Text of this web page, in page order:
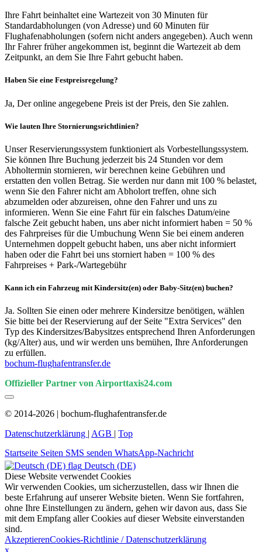
Ihre Fahrt beinhaltet eine Wartezeit von 30 Minuten für
Standardabholungen (von Adresse) und 60 Minuten für
Flughafenabholungen (sofern nicht anders angegeben). Auch wenn
Ihr Fahrer früher angekommen ist, beginnt die Wartezeit ab dem
Zeitpunkt, an dem Sie Ihre Fahrt gebucht haben.
Haben Sie eine Festpreisregelung?
Ja, Der online angegebene Preis ist der Preis, den Sie zahlen.
Wie lauten Ihre Stornierungsrichtlinien?
Unser Reservierungssystem funktioniert als Vorbestellungssystem.
Sie können Ihre Buchung jederzeit bis 24 Stunden vor dem
Abholtermin stornieren, wir berechnen keine Gebühren und
erstatten den vollen Betrag. Sie werden nur dann mit 100 % belastet,
wenn Sie den Fahrer nicht am Abholort treffen, ohne sich
abzumelden oder abzureisen, ohne den Fahrer und uns zu
informieren. Wenn Sie eine Fahrt für ein falsches Datum/eine
falsche Zeit gebucht haben, uns aber nicht informiert haben = 50 %
des Fahrpreises für die Umbuchung Wenn Sie bei einem anderen
Unternehmen doppelt gebucht haben, uns aber nicht informiert
haben oder die Fahrt bei uns storniert haben = 100 % des
Fahrpreises + Park-/Wartegebühr
Kann ich ein Fahrzeug mit Kindersitz(en) oder Baby-Sitz(en) buchen?
Ja. Sollten Sie einen oder mehrere Kindersitze benötigen, wählen
Sie bitte bei der Reservierung auf der Seite "Extra Services" den
Typ des Kindersitzes/Babysitzes entsprechend Ihren Anforderungen
(kg/Alter) aus, und wir werden uns bemühen, Ihre Anforderungen
zu erfüllen.
bochum-flughafentransfer.de
Offizieller Partner von Airporttaxis24.com
© 2014-2026 | bochum-flughafentransfer.de
Datenschutzerklärung | AGB | Top
Startseite Seiten SMS senden WhatsApp-Nachricht
Deutsch (DE)
Diese Website verwendet Cookies
Wir verwenden Cookies, um sicherzustellen, dass wir Ihnen die
beste Erfahrung auf unserer Website bieten. Wenn Sie fortfahren,
ohne Ihre Einstellungen zu ändern, gehen wir davon aus, dass Sie
mit dem Empfang aller Cookies auf dieser Website einverstanden
sind.
AkzeptierenCookies-Richtlinie / Datenschutzerklärung